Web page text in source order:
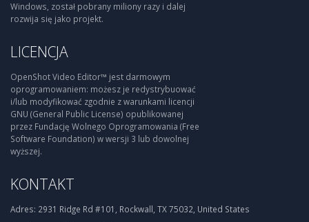
Windows, został pobrany miliony razy i dalej
rozwija się jako projekt.
LICENCJA
OpenShot Video Editor™ jest darmowym
oprogramowaniem: możesz je redystrybuować
i/lub modyfikować zgodnie z warunkami licencji
GNU (General Public License) opublikowanej
przez Fundację Wolnego Oprogramowania (Free
Software Foundation) w wersji 3 lub dowolnej
wyższej.
KONTAKT
Adres: 2931 Ridge Rd #101, Rockwall, TX 75032, United States